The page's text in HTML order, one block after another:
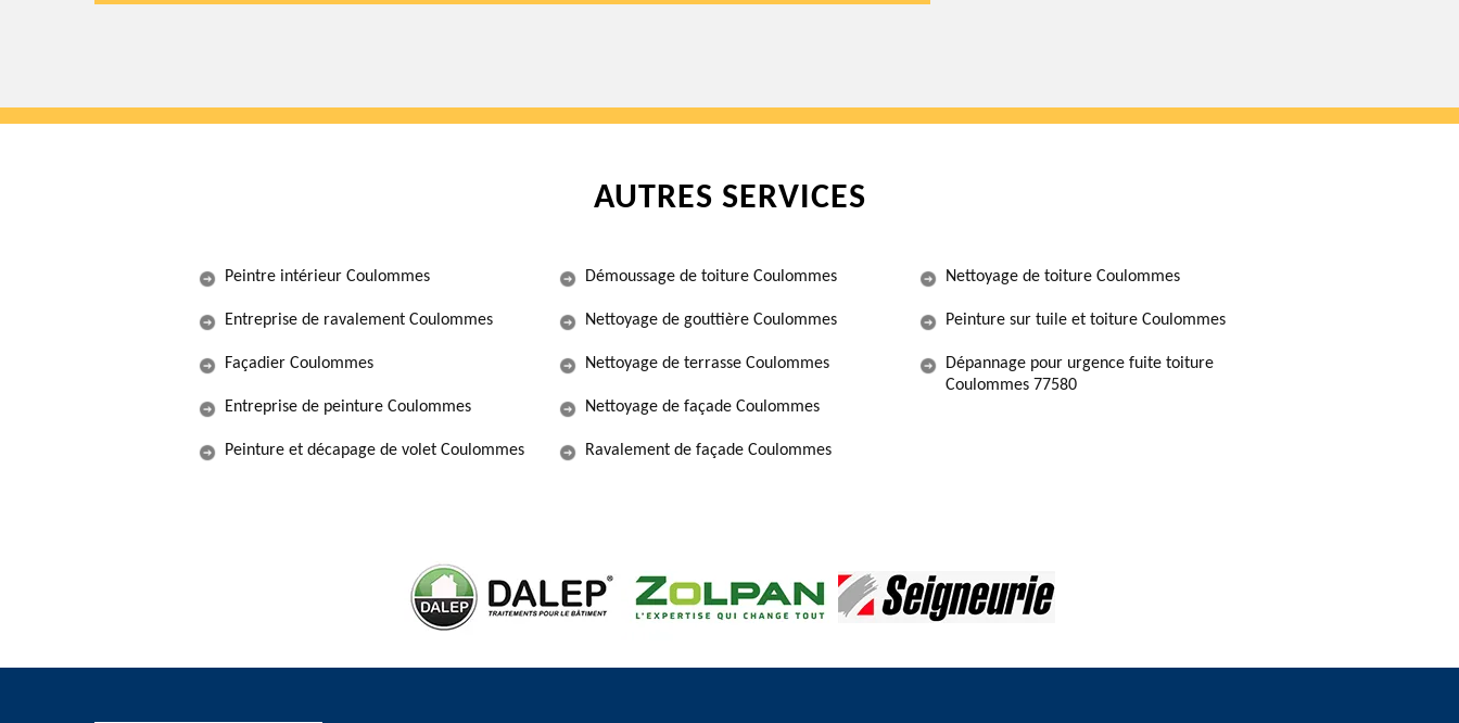
AUTRES SERVICES
Peintre intérieur Coulommes
Entreprise de ravalement Coulommes
Façadier Coulommes
Entreprise de peinture Coulommes
Peinture et décapage de volet Coulommes
Démoussage de toiture Coulommes
Nettoyage de gouttière Coulommes
Nettoyage de terrasse Coulommes
Nettoyage de façade Coulommes
Ravalement de façade Coulommes
Nettoyage de toiture Coulommes
Peinture sur tuile et toiture Coulommes
Dépannage pour urgence fuite toiture
Coulommes 77580